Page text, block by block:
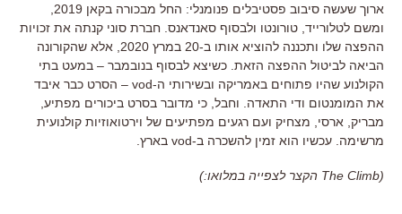
ארוך שעשה סיבוב פסטיבלים פנומנלי: החל מבכורה בקאן 2019,
ומשם לטלורייד טורונטו ולבסוף סאנדאנס חברת סוני קנתה את זכויות
ההפצה שלו ותכננה להוציא אותו ב-20 במרץ 2020,
אלא שהקורונה
הביאה לביטול ההפצה הזאת כשיצא לבסוף בנובמבר – במעט בתי
הקולנוע שהיו פתוחים באמריקה ובשירותי ה-vod –
הסרט כבר איבד
את המומנטום ודי התאדה
וחבל כי מדובר בסרט ביכורים מפתיע
מבריק ארסי
מצחיק ועם רגעים מפתיעים של וירטואוזיות קולנועית
מרשימה עכשיו הוא זמין להשכרה ב-vod בארץ
(The Climb הקצר לצפייה במלואו:)